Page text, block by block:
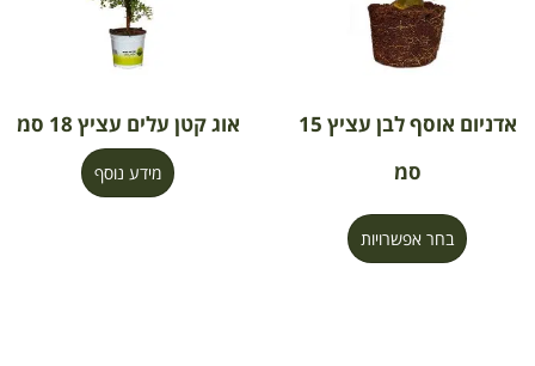
אדניום אוסף לבן עציץ 15
סמ
בחר אפשרויות
אוג קטן עלים עציץ 18 סמ
מידע נוסף